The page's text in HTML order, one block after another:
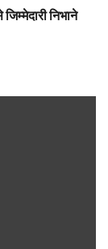
निभाने